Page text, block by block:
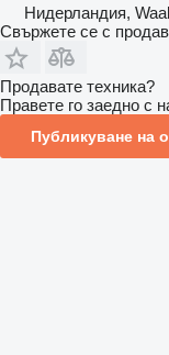
Нидерландия,
Свържете се с
Продавате техника?
Правете го заедно с
Публикуване на